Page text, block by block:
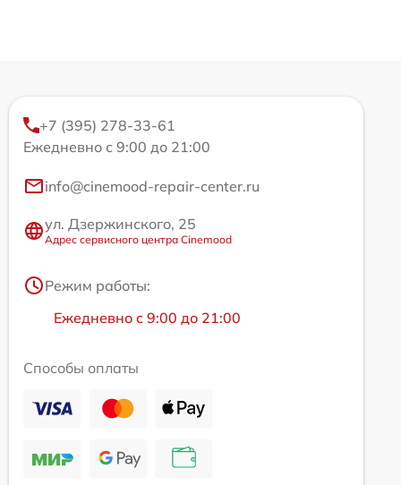
+7 (395) 278-33-61
Ежедневно с 9:00 до 21:00
info@cinemood-repair-center.ru
ул. Дзержинского, 25
Адрес сервисного центра Cinemood
Режим работы:
Ежедневно с 9:00 до 21:00
Способы оплаты